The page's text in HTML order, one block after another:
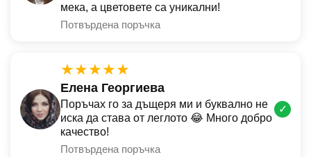
мека, а цветовете са уникални!
Потвърдена поръчка
★★★★★
Елена Георгиева
Поръчах го за дъщеря ми и буквално не
иска да става от леглото 😂 Много добро
качество!
Потвърдена поръчка
✓